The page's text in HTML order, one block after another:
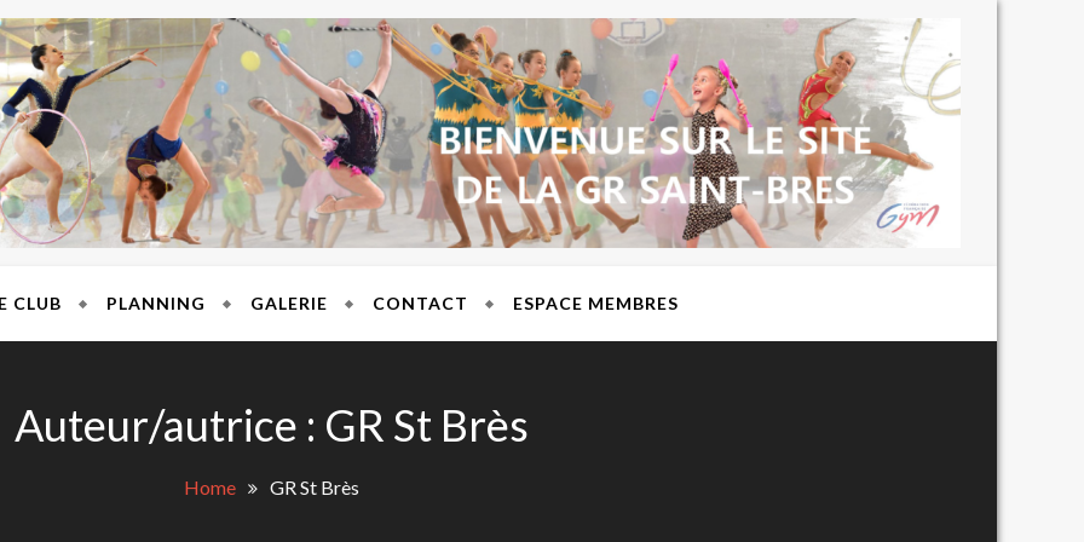
BRES
CLUB PLANNING GALERIE CONTACT ESPACE MEMBRES
Auteur/autrice : GR St Brès
Home GR St Brès